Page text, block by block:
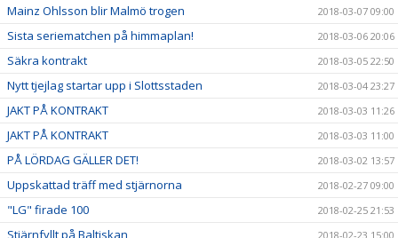
Mainz Ohlsson blir Malmö trogen 2018-03-07 09:00
Sista seriematchen på himmaplan! 2018-03-06 20:06
Säkra kontrakt 2018-03-05 22:50
Nytt tjejlag startar upp i Slottsstaden 2018-03-04 23:27
JAKT PÅ KONTRAKT 2018-03-03 11:26
JAKT PÅ KONTRAKT 2018-03-03 11:00
PÅ LÖRDAG GÄLLER DET! 2018-03-02 13:57
Uppskattad träff med stjärnorna 2018-02-27 09:00
"LG" firade 100 2018-02-25 21:53
Stjärnfyllt på Baltiskan 2018-02-23 15:00